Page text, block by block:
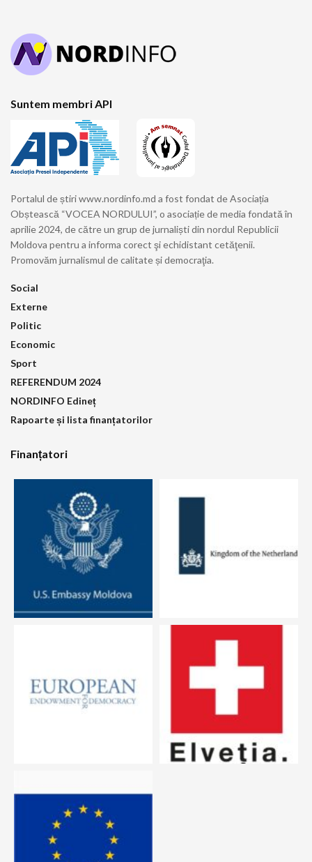
Suntem membri API
Portalul de știri www.nordinfo.md a fost fondat de Asociația
Obștească “VOCEA NORDULUI”, o asociație de media fondată în
aprilie 2024, de către un grup de jurnaliști din nordul Republicii
Moldova pentru a informa corect şi echidistant cetăţenii.
Promovăm jurnalismul de calitate și democraţia.
Social
Externe
Politic
Economic
Sport
REFERENDUM 2024
NORDINFO Edineț
Rapoarte și lista finanțatorilor
Finanțatori